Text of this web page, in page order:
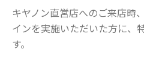
キヤノン直営店へのご来店時
インを実施いただいた方に、
す。